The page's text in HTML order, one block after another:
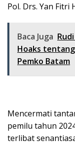
Pol. Drs. Yan Fitri
Baca Juga
Hoaks
Pemko Batam
Mencermati
pemilu tahun
terlibat